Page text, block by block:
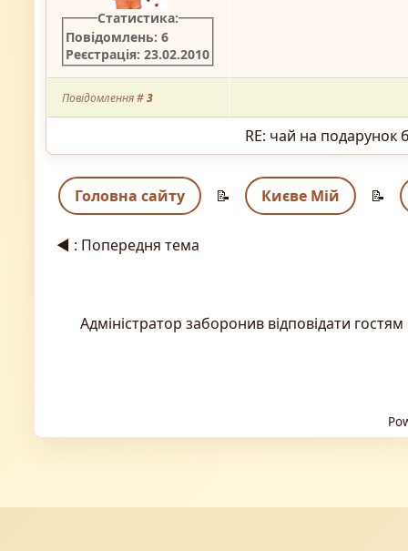
Статистика:
Повідомлень: 6
Реєстрація: 23.02.2010
Повідомлення#3
RE: чай на подарунок
Головна сайту 📝 Києве Мій 📝
◄ : Попередня тема
Адміністратор заборонив відповідати